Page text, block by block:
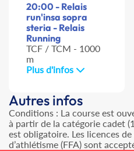
20:00 - Relais
run'insa sopra
steria - Relais
Running
TCF / TCM - 1000
m
Plus d'infos
Autres infos
Conditions : La course est
à partir de la catégorie cadet
est obligatoire. Les licences
d’athlétisme (FFA) sont